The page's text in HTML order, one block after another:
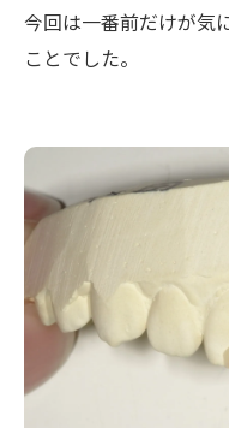
今回は一番前だけが気
ことでした。